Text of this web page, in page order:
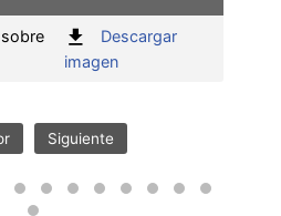
Descargar
imagen:
virtual
sobre
Siguiente